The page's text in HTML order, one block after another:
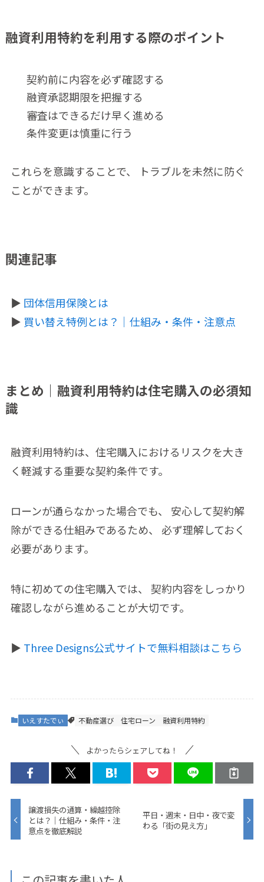
融資利用特約を利用する際のポイント
契約前に内容を必ず確認する
融資承認期限を把握する
審査はできるだけ早く進める
条件変更は慎重に行う
これらを意識することで、 トラブルを未然に防ぐ
ことができます。
関連記事
▶ 団体信用保険とは
▶ 買い替え特例とは？｜仕組み・条件・注意点
まとめ｜融資利用特約は住宅購入の必須知
識
融資利用特約は、住宅購入におけるリスクを大き
く軽減する重要な契約条件です。
ローンが通らなかった場合でも、 安心して契約解
除ができる仕組みであるため、 必ず理解しておく
必要があります。
特に初めての住宅購入では、 契約内容をしっかり
確認しながら進めることが大切です。
▶️ Three Designs公式サイトで無料相談はこちら
いえすたでぃ 不動産選び 住宅ローン 融資利用特約
よかったらシェアしてね！
譲渡損失の通算・繰越控除
とは？｜仕組み・条件・注
意点を徹底解説
平日・週末・日中・夜で変
わる「街の見え方」